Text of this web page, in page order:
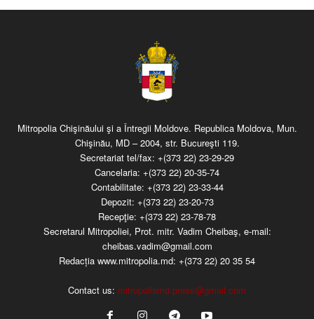
Mitropolia Chişinăului şi a Întregii Moldove. Republica Moldova, Mun.
Chişinău, MD – 2004, str. Bucureşti 119.
Secretariat tel/fax: +(373 22) 23-29-29
Cancelaria: +(373 22) 20-35-74
Contabilitate: +(373 22) 23-33-44
Depozit: +(373 22) 23-20-73
Recepţie: +(373 22) 23-78-78
Secretarul Mitropoliei, Prot. mitr. Vadim Cheibaş, e-mail:
cheibas.vadim@gmail.com
Redacția www.mitropolia.md: +(373 22) 20 35 54
Contact us: mitropoliamd.press@gmail.com